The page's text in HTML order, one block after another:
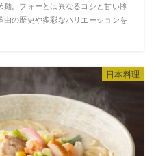
。フォーとは異なるコシと甘い豚
の歴史や多彩なバリエーションを
日本料理